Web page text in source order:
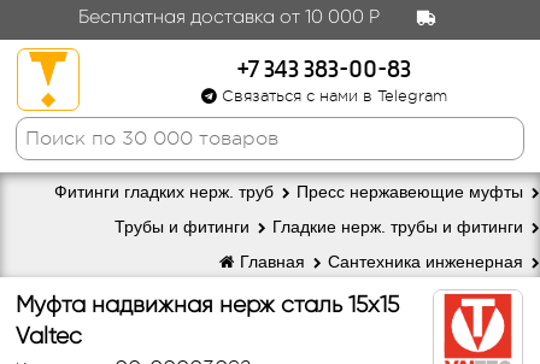
Бесплатная доставка от 10 000 Р
+7 343 383-00-83
Связаться с нами в Telegram
Пресс нержавеющие муфты
Фитинги гладких нерж. труб
Гладкие нерж. трубы и фитинги
Трубы и фитинги
Сантехника инженерная
Главная
Муфта надвижная нерж сталь 15х15
Valtec